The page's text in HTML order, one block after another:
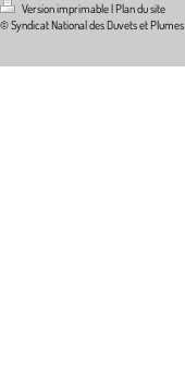
Version imprimable|Plan du site
© Syndicat National des Duvets et Plumes